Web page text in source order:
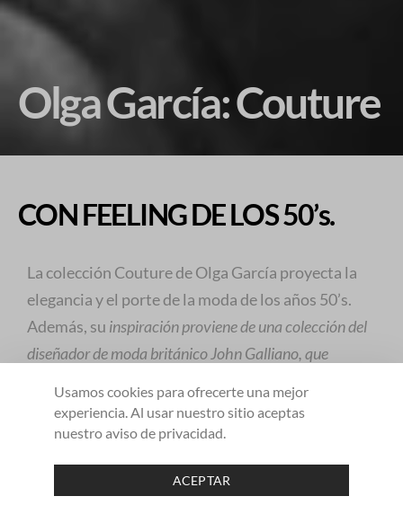
Olga García: Couture
CON FEELING DE LOS 50’s.
La colección Couture de Olga García proyecta la
elegancia y el porte de la moda de los años 50’s.
Además, su inspiración proviene de una colección del
diseñador de moda británico John Galliano, que
estética con sombreros de los años veinte.
El amor por el teatro de Olga García y su admiración
por la femineidad juegan un papel central en sus
Usamos cookies para ofrecerte una mejor
experiencia. Al usar nuestro sitio aceptas
nuestro aviso de privacidad.
ACEPTAR
SHARE